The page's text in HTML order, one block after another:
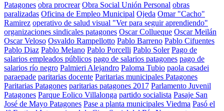
Patagones obra procrear Obra Social Unión Personal obras
paralizadas Oficina de Empleo Municipal Ojeda Omar "Cacho"
Ramirez operativo de salud visual "Ver para seguir aprendiendo"
organizaciones sindicales patagones Oscar Collueque Oscar Meilán
Oscar Veloso Osvaldo Rampellotto Pablo Barreno Pablo Cifuentes
Pablo Diaz Pablo Melano Pablo Porcelli Pablo Soler Pago de
salarios empleados públicos pago de salarios patagones pago de
salarios río negro Palmieri Alejandro Paloma Tubio paola casadei
paraepade paritarias docente Paritarias municipales Patagones
Paritarias Patagones paritarias patagones 2017 Parlamento Juvenil
Patagones Parque Eolico Villalonga partido socialista Pasaje San
José de Mayo Patagones Pase a planta municipales Viedma Pasó el